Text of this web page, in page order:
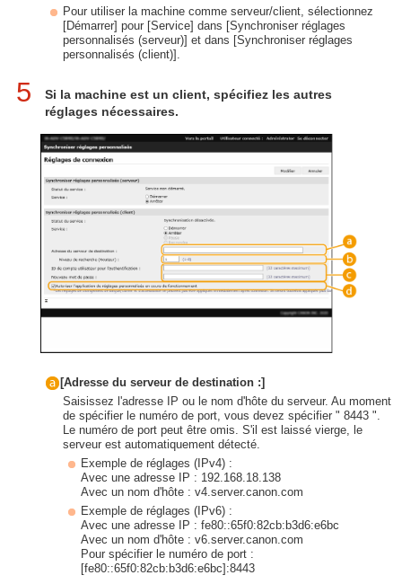
Pour utiliser la machine comme serveur/client, sélectionnez
[Démarrer] pour [Service] dans [Synchroniser réglages
personnalisés (serveur)] et dans [Synchroniser réglages
personnalisés (client)].
5
Si la machine est un client, spécifiez les autres
réglages nécessaires.
[Adresse du serveur de destination :]
Saisissez l'adresse IP ou le nom d'hôte du serveur. Au moment
de spécifier le numéro de port, vous devez spécifier " 8443 ".
Le numéro de port peut être omis. S'il est laissé vierge, le
serveur est automatiquement détecté.
Exemple de réglages (IPv4) :
Avec une adresse IP : 192.168.18.138
Avec un nom d'hôte : v4.server.canon.com
Exemple de réglages (IPv6) :
Avec une adresse IP : fe80::65f0:82cb:b3d6:e6bc
Avec un nom d'hôte : v6.server.canon.com
Pour spécifier le numéro de port :
[fe80::65f0:82cb:b3d6:e6bc]:8443